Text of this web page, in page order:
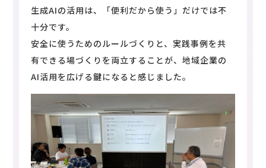
生成AIの活用は、「便利だから使う」だけでは不
十分です。
安全に使うためのルールづくりと、実践事例を共
有できる場づくりを両立することが、地域企業の
AI活用を広げる鍵になると感じました。